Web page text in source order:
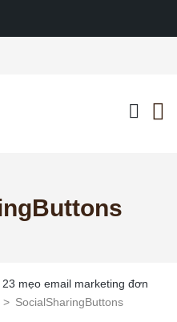
23 mẹo email marketing đơn
> SocialSharingButtons